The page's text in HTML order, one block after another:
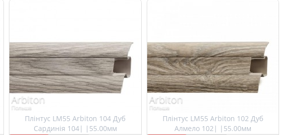
Плінтус LM55 Arbiton 104 Дуб
Сардинія 104| |55.00мм
Arbiton
Польша
Плінтус LM55 Arbiton 102 Дуб
Алмело 102| |55.00мм
Arbiton
Польша